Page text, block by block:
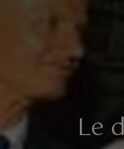
Le